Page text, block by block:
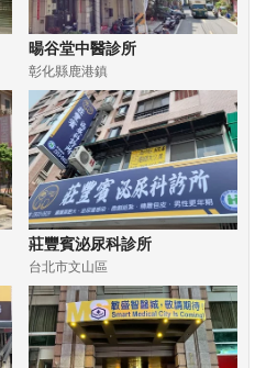
暘谷堂中醫診所
彰化縣鹿港鎮
莊豐賓泌尿科診所
台北市文山區